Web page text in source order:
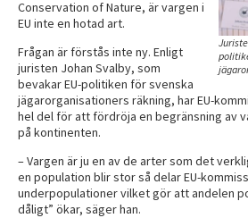
Conservation of Nature, är vargen i
EU inte en hotad art.
Frågan är förstås inte ny. Enligt
juristen Johan Svalby, som
bevakar EU-politiken för svenska
jägarorganisationers räkning, har EU-
hel del för att fördröja en begränsning av
på kontinenten.
– Vargen är ju en av de arter som det
en population blir stor så delar EU-
underpopulationer vilket gör att andelen
dåligt” ökar, säger han.